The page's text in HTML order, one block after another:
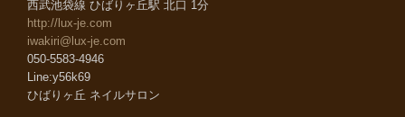
西武池袋線 ひばりヶ丘駅 北口 1分
http://lux-je.com
iwakiri@lux-je.com
050-5583-4946
Line:y56k69
ひばりヶ丘 ネイルサロン